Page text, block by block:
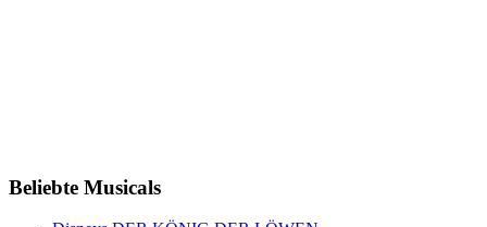
Beliebte Musicals